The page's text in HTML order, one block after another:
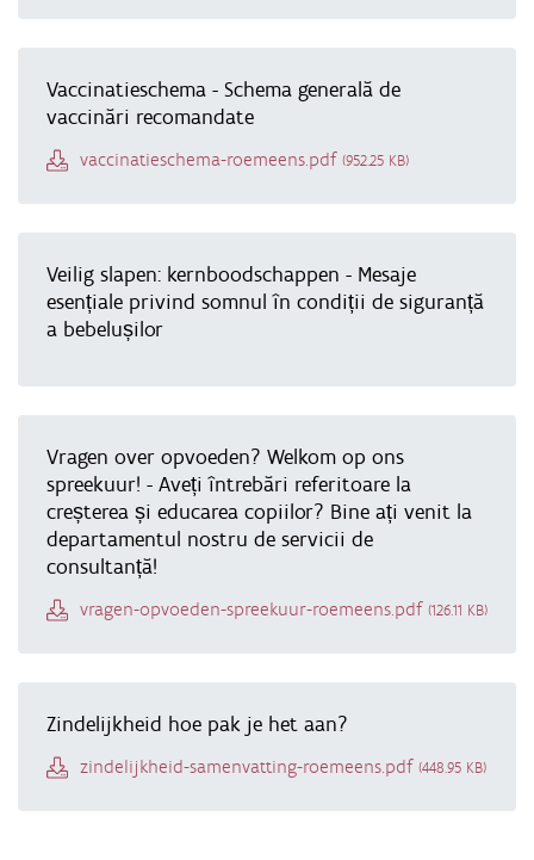
Vaccinatieschema - Schema generală de
vaccinări recomandate
Document
vaccinatieschema-roemeens.pdf (952.25 KB)
Veilig slapen: kernboodschappen - Mesaje
esențiale privind somnul în condiții de siguranță
a bebelușilor
Vragen over opvoeden? Welkom op ons
spreekuur! - Aveți întrebări referitoare la
creșterea și educarea copiilor? Bine ați venit la
departamentul nostru de servicii de
consultanță!
Document
vragen-opvoeden-spreekuur-roemeens.pdf (126.11 KB)
Zindelijkheid hoe pak je het aan?
Document
zindelijkheid-samenvatting-roemeens.pdf (448.95 KB)